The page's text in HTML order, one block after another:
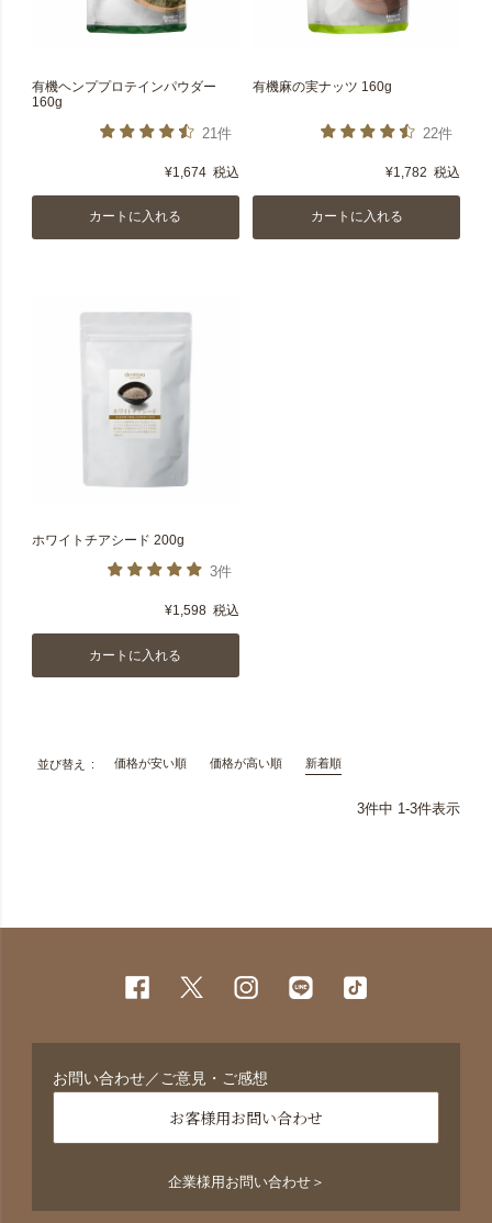
有機ヘンププロテインパウダー
160g
21件
¥1,674 税込
カートに入れる
有機麻の実ナッツ 160g
22件
¥1,782 税込
カートに入れる
ホワイトチアシード 200g
3件
¥1,598 税込
カートに入れる
並び替え 価格が安い順 価格が高い順 新着順
3件中 1-3件表示
お問い合わせ／ご意見・ご感想
お客様用お問い合わせ
企業様用お問い合わせ＞